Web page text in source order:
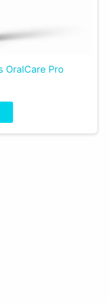
OralCare Pro